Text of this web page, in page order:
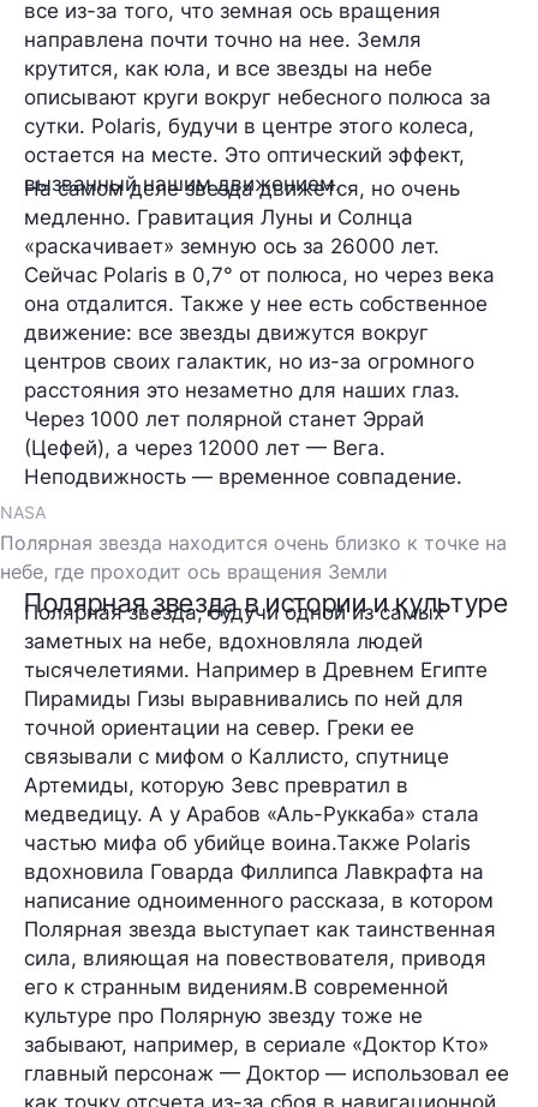
все из-за того, что земная ось вращения
направлена почти точно на нее. Земля
крутится, как юла, и все звезды на небе
описывают круги вокруг небесного полюса за
сутки. Polaris, будучи в центре этого колеса,
остается на месте. Это оптический эффект,
вызванный нашим движением.
На самом деле звезда движется, но очень
медленно. Гравитация Луны и Солнца
«раскачивает» земную ось за 26000 лет.
Сейчас Polaris в 0,7° от полюса, но через века
она отдалится. Также у нее есть собственное
движение: все звезды движутся вокруг
центров своих галактик, но из-за огромного
расстояния это незаметно для наших глаз.
Через 1000 лет полярной станет Эррай
(Цефей), а через 12000 лет — Вега.
Неподвижность — временное совпадение.
NASA
Полярная звезда находится очень близко к точке на
небе, где проходит ось вращения Земли
Полярная звезда в истории и культуре
Полярная звезда, будучи одной из самых
заметных на небе, вдохновляла людей
тысячелетиями. Например в Древнем Египте
Пирамиды Гизы выравнивались по ней для
точной ориентации на север. Греки ее
связывали с мифом о Каллисто, спутнице
Артемиды, которую Зевс превратил в
медведицу. А у Арабов «Аль-Руккаба» стала
частью мифа об убийце воина.Также Polaris
вдохновила Говарда Филлипса Лавкрафта на
написание одноименного рассказа, в котором
Полярная звезда выступает как таинственная
сила, влияющая на повествователя, приводя
его к странным видениям.В современной
культуре про Полярную звезду тоже не
забывают, например, в сериале «Доктор Кто»
главный персонаж — Доктор — использовал ее
как точку отсчета из-за сбоя в навигационной